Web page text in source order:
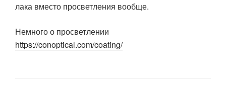
лака вместо просветления вообще.
Немного о просветлении
https://conoptical.com/coating/